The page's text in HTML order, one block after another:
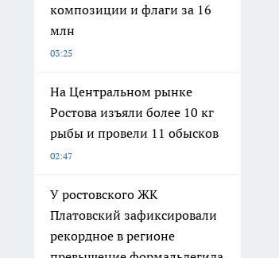
композиции и флаги за 16
млн
03:25
На Центральном рынке
Ростова изъяли более 10 кг
рыбы и провели 11 обысков
02:47
У ростовского ЖК
Платовский зафиксировали
рекордное в регионе